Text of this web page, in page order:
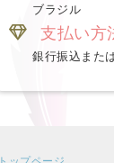
ブラジル
支払い方
銀行振込また